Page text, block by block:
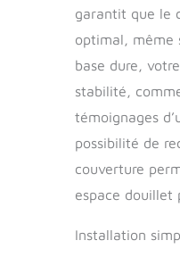
garantit que le
optimal, même
base dure,
stabilité,
témoignages
possibilité de
couverture
espace douillet
Installation